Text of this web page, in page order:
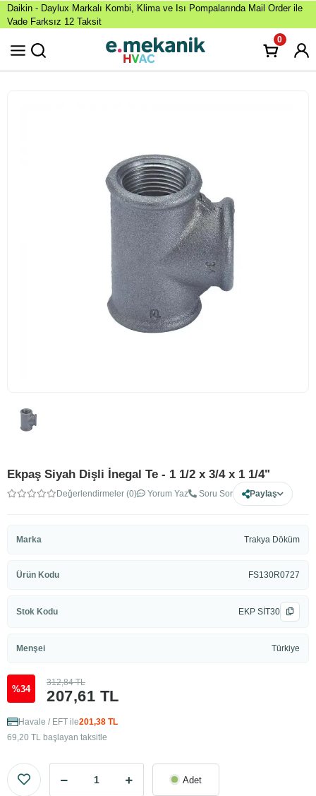
Daikin - Daylux Markalı Kombi, Klima ve Isı Pompalarında Mail Order ile
Vade Farksız 12 Taksit
0
Ekpaş Siyah Dişli İnegal Te - 1 1/2 x 3/4 x 1 1/4"
Değerlendirmeler (0) Yorum Yaz Soru Sor Paylaş
Marka Trakya Döküm
Ürün Kodu FS130R0727
Stok Kodu EKP SİT30
Menşei Türkiye
%34 207,61 TL
312,84 TL
Havale / EFT ile201,38 TL
69,20 TL başlayan taksitle
Adet